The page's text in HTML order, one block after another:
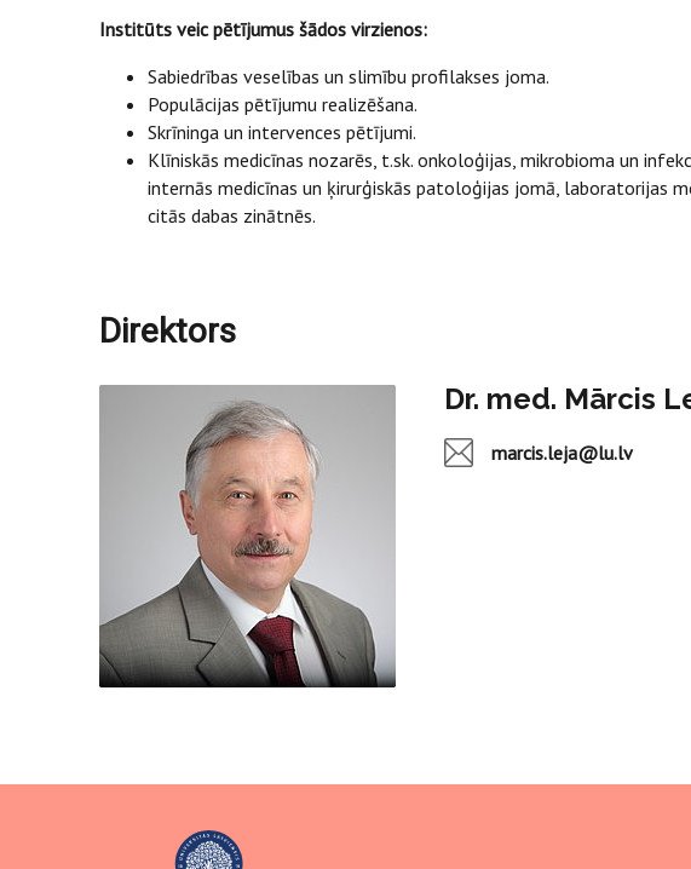
Institūts veic pētījumus šādos virzienos:
Sabiedrības veselības un slimību profilakses joma.
Populācijas pētījumu realizēšana.
Skrīninga un intervences pētījumi.
Klīniskās medicīnas nozarēs, t.sk. onkoloģijas, mikrobioma un
internās medicīnas un ķirurģiskās patoloģijas jomā, laboratorijas
citās dabas zinātnēs.
Direktors
Dr. med. Mārcis
marcis.leja@lu.lv